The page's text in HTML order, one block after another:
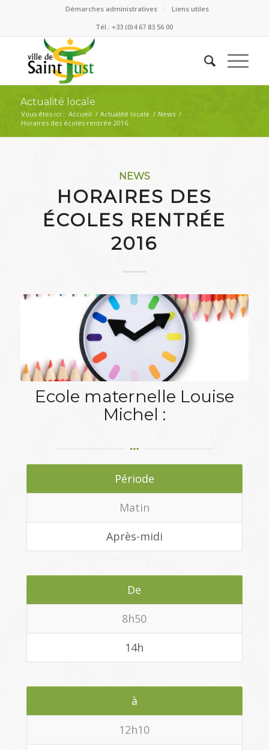
Démarches administratives
Liens utiles
Tél.: +33 (0)4 67 83 56 00
Actualité locale
Vous êtes ici : Accueil / Actualité locale / News /
Horaires des écoles rentrée 2016
NEWS
HORAIRES DES
ÉCOLES RENTRÉE
2016
Ecole maternelle Louise
Michel :
Période
Matin
Après-midi
De
8h50
14h
à
12h10